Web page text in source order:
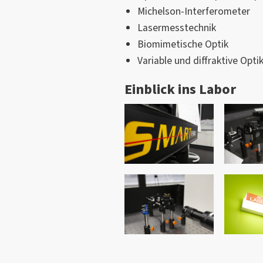
Michelson-Interferometer
Lasermesstechnik
Biomimetische Optik
Variable und diffraktive Optik
Einblick ins Labor